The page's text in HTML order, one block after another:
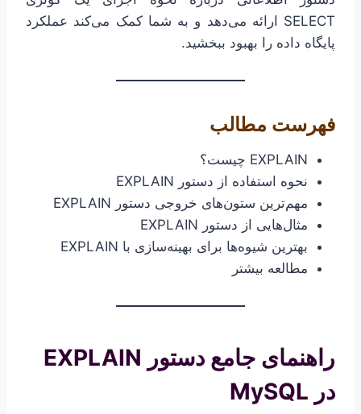
SELECT ارائه می‌دهد و به شما کمک می‌کند عملکرد
پایگاه داده را بهبود ببخشید.
فهرست مطالب
EXPLAIN چیست؟
نحوه استفاده از دستور EXPLAIN
مهم‌ترین ستون‌های خروجی دستور EXPLAIN
مثال‌هایی از دستور EXPLAIN
بهترین شیوه‌ها برای بهینه‌سازی با EXPLAIN
مطالعه بیشتر
راهنمای جامع دستور EXPLAIN
در MySQL